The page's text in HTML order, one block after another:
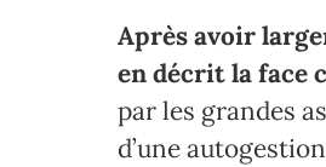
Après avoir
en décrit la face
par les grandes
d’une